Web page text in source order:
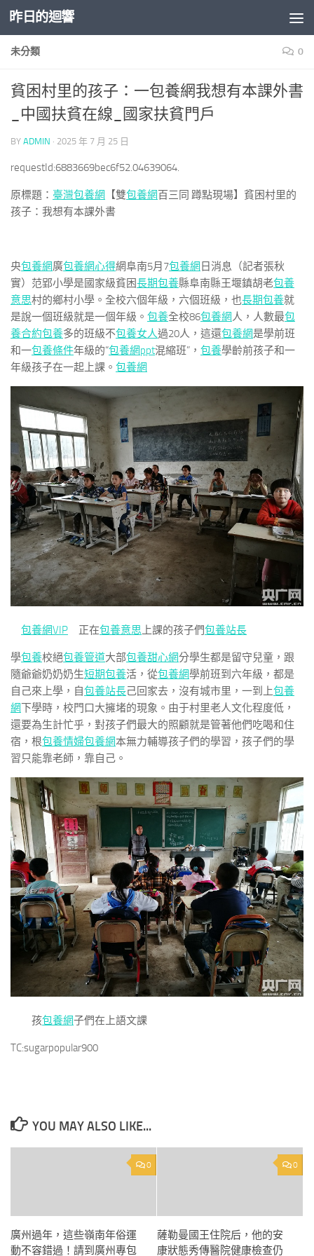
Skip to content
昨日的迴響
未分類 0
貧困村里的孩子：一包養網我想有本課外書
_中國扶貧在線_國家扶貧門戶
BY ADMIN · 2025 年 7 月 25 日
requestId:6883669bec6f52.04639064.
原標題： 臺灣包養網 【雙包養網百三同 蹲點現場】貧困村里的
孩子：我想有本課外書
央包養網廣包養網心得網阜南5月7包養網 日消息（記者張秋
實）范郢小學是國家級貧困長期包養縣阜南縣王堰鎮胡老包養
意思村的鄉村小學。全校六個年級，六個班級，也長期包養就
是說一個班級就是一個年級。 包養全校86包養網人，人數最包
養合約包養多的班級不包養女人過20人，這還包養網是學前班
和一包養條件年級的“包養網ppt混縮班”， 包養學齡前孩子和一
年級孩子在一起上課。 包養網
包養網VIP 正在包養意思 上課的孩子們包養站長
學包養校絕包養管道大部包養甜心網分學生都是留守兒童，跟
隨爺爺奶奶奶生短期包養活，從包養網學前班到六年級，都是
自己來上學，自包養站長己回家去，沒有城市里，一到上包養
網下學時，校門口大擁堵的現象。由于村里老人文化程度低，
還要為生計忙乎，對孩子們最大的照顧就是管著他們吃喝和住
宿，根包養情婦包養網本無力輔導孩子們的學習，孩子們的學
習只能靠老師，靠自己。
孩包養網子們在上語文課
TC:sugarpopular900
YOU MAY ALSO LIKE...
0
廣州過年，這些嶺南年俗運
動不容錯過！請到廣州專包
0
薩勒曼國王住院后，他的安
康狀態秀傳醫院健康檢查仍